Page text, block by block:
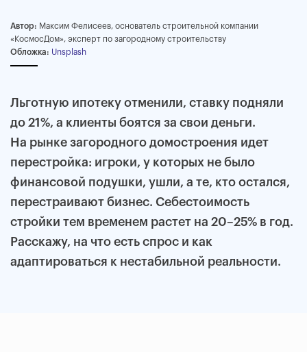
Автор: Максим Фелисеев, основатель строительной компании
«КосмосДом», эксперт по загородному строительству
Обложка: Unsplash
Льготную ипотеку отменили, ставку подняли
до 21%, а клиенты боятся за свои деньги.
На рынке загородного домостроения идет
перестройка: игроки, у которых не было
финансовой подушки, ушли, а те, кто остался,
перестраивают бизнес. Себестоимость
стройки тем временем растет на 20–25% в год.
Расскажу, на что есть спрос и как
адаптироваться к нестабильной реальности.